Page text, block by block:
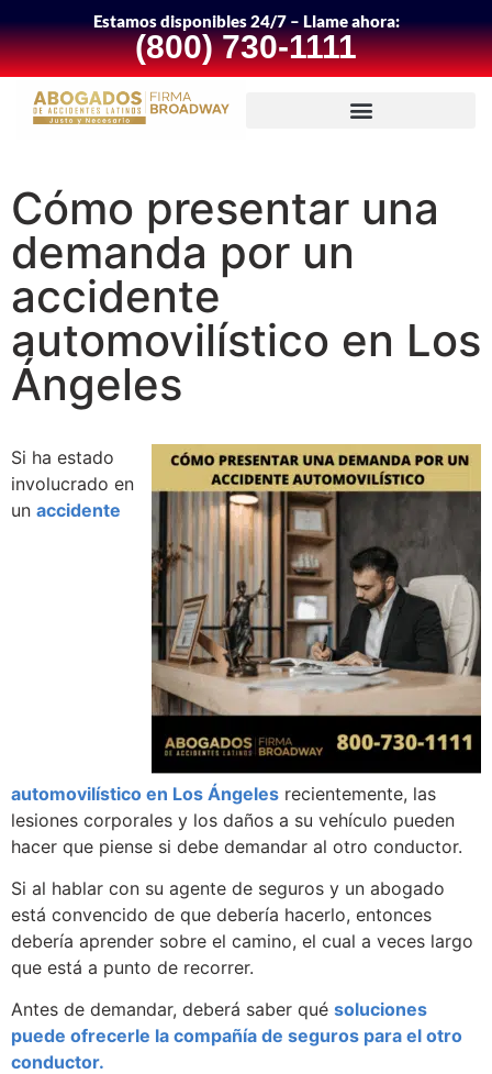
Estamos disponibles 24/7 – Llame ahora:
(800) 730-1111
Cómo presentar una
demanda por un
accidente
automovilístico en Los
Ángeles
Si ha estado
involucrado en
un accidente
automovilístico en Los Ángeles recientemente, las
lesiones corporales y los daños a su vehículo pueden
hacer que piense si debe demandar al otro conductor.
Si al hablar con su agente de seguros y un abogado
está convencido de que debería hacerlo, entonces
debería aprender sobre el camino, el cual a veces largo
que está a punto de recorrer.
Antes de demandar, deberá saber qué soluciones
puede ofrecerle la compañía de seguros para el otro
conductor.